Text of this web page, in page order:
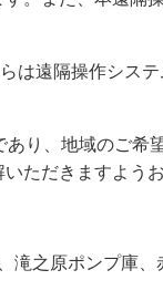
は遠隔操作シス
り、地域のご
ただきますよう
之原ポンプ庫